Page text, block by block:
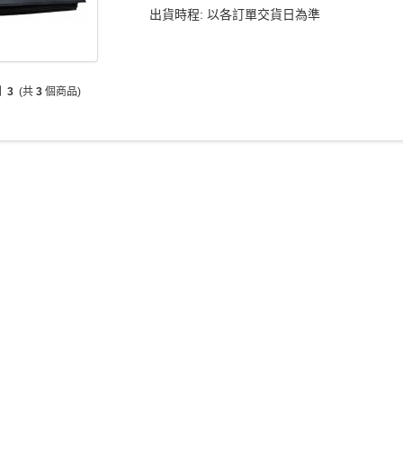
出貨時程: 以各訂單交貨日為準
3 (共 3 個商品)